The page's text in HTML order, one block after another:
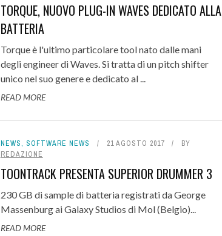
TORQUE, NUOVO PLUG-IN WAVES DEDICATO ALLA
BATTERIA
Torque è l'ultimo particolare tool nato dalle mani
degli engineer di Waves. Si tratta di un pitch shifter
unico nel suo genere e dedicato al ...
READ MORE
NEWS, SOFTWARE NEWS 21 AGOSTO 2017
BY
REDAZIONE
TOONTRACK PRESENTA SUPERIOR DRUMMER 3
230 GB di sample di batteria registrati da George
Massenburg ai Galaxy Studios di Mol (Belgio)...
READ MORE